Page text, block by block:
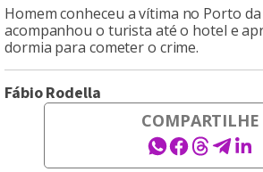
Homem conheceu a vítima no Porto
acompanhou o turista até o hotel e
dormia para cometer o crime.
Fábio Rodella
COMPARTILHE